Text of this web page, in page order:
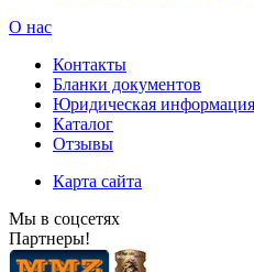
О нас
Контакты
Бланки документов
Юридическая информация
Каталог
Отзывы
Карта сайта
Мы в соцсетях
Партнеры!